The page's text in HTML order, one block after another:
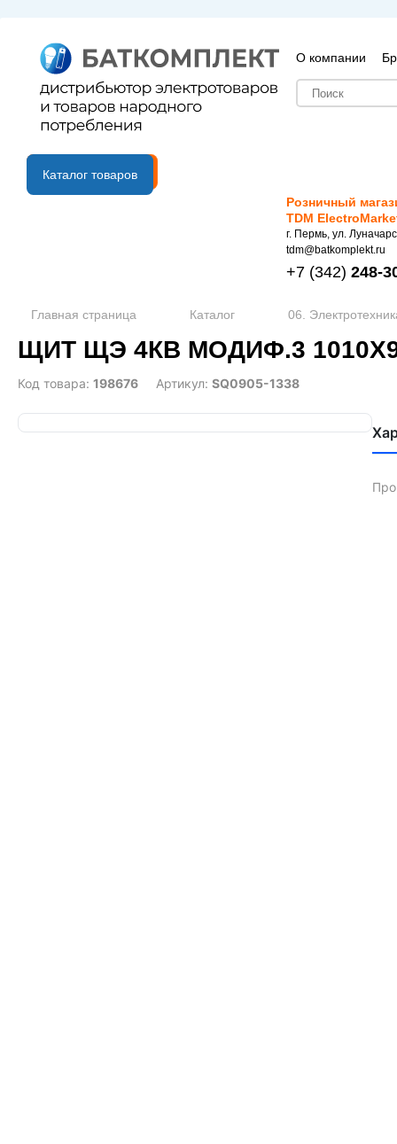
О компании
B2B портал
Каталог товаров
Розничный
TDM
г. Пермь, ул.
tdm@batkomplekt.ru
+7 (342) 248-
Главная страница Каталог 06.
ЩИТ ЩЭ 4КВ МОДИФ.3
Код товара: 198676 Артикул: SQ0905-1338